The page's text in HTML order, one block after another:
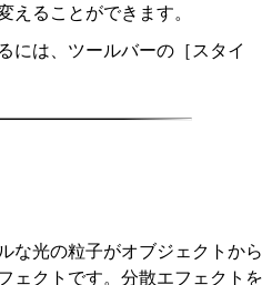
えることができます。
には、ツールバーの［スタイ
な光の粒子がオブジェクトから
ェクトです。分散エフェクトを